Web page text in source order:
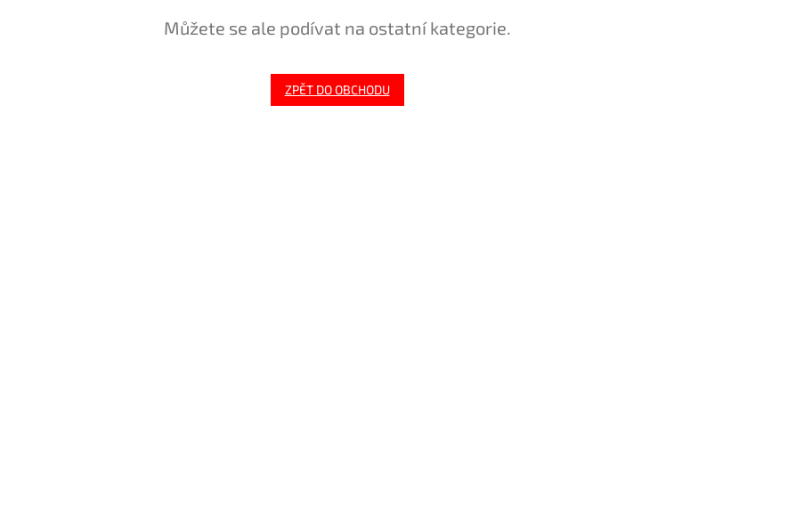
Můžete se ale podívat na ostatní kategorie.
ZPĚT DO OBCHODU